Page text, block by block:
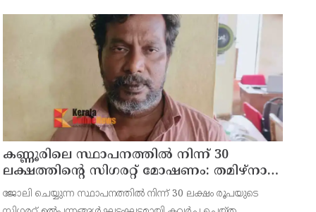
എം.കെ.കേശവനാ(74)ണ് മരിച്ചത്.
കണ്ണൂരിലെ സ്ഥാപനത്തിൽ നിന്ന് 30
ലക്ഷത്തിന്റെ സിഗരറ്റ് മോഷണം: തമിഴ്‌നാട്
സ്വദേശിയായ സെയിൽസ്മാൻ
തെങ്കാശിയിൽ പിടിയിൽ
ജോലി ചെയ്യുന്ന സ്ഥാപനത്തിൽ നിന്ന് 30 ലക്ഷം രൂപയുടെ